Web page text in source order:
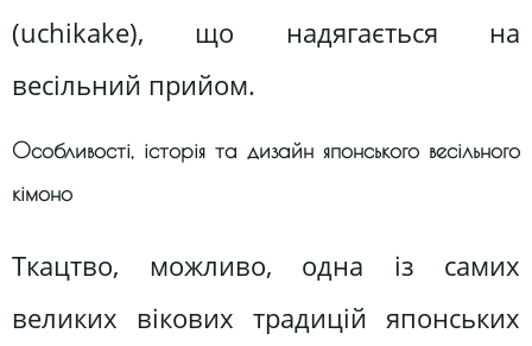
(uchіkake), що надягається на
весільний прийом.
Особливості, історія та дизайн японського весільного
кімоно
Ткацтво, можливо, одна із самих
великих вікових традицій японських